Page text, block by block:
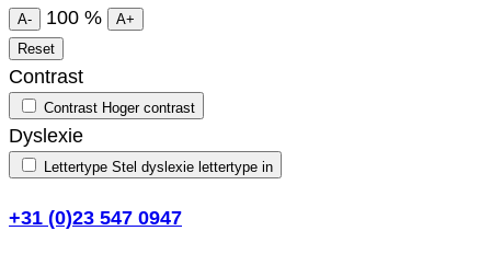
A- 100 %
A+
Reset
Contrast
Contrast Hoger contrast
Dyslexie
Lettertype Stel dyslexie lettertype in
+31 (0)23 547 0947